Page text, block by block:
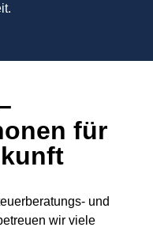
für
und
wir viele